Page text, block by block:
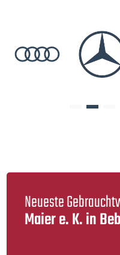
Neueste
Maier e. K. in